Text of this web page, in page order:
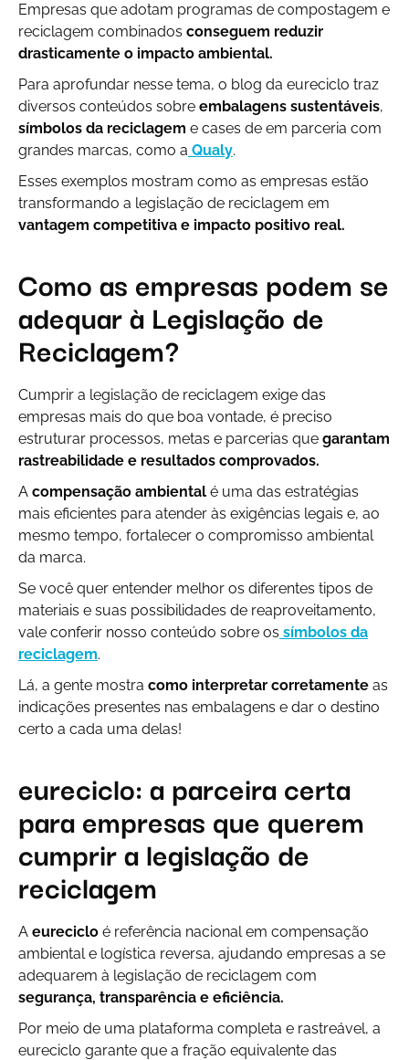
Empresas que adotam programas de compostagem e
reciclagem combinados conseguem reduzir
drasticamente o impacto ambiental.
Para aprofundar nesse tema, o blog da eureciclo traz
diversos conteúdos sobre embalagens sustentáveis,
símbolos da reciclagem e cases de em parceria com
grandes marcas, como a Qualy.
Esses exemplos mostram como as empresas estão
transformando a legislação de reciclagem em
vantagem competitiva e impacto positivo real.
Como as empresas podem se
adequar à Legislação de
Reciclagem?
Cumprir a legislação de reciclagem exige das
empresas mais do que boa vontade, é preciso
estruturar processos, metas e parcerias que garantam
rastreabilidade e resultados comprovados.
A compensação ambiental é uma das estratégias
mais eficientes para atender às exigências legais e, ao
mesmo tempo, fortalecer o compromisso ambiental
da marca.
Se você quer entender melhor os diferentes tipos de
materiais e suas possibilidades de reaproveitamento,
vale conferir nosso conteúdo sobre os símbolos da
reciclagem.
Lá, a gente mostra como interpretar corretamente as
indicações presentes nas embalagens e dar o destino
certo a cada uma delas!
eureciclo: a parceira certa
para empresas que querem
cumprir a legislação de
reciclagem
A eureciclo é referência nacional em compensação
ambiental e logística reversa, ajudando empresas a se
adequarem à legislação de reciclagem com
segurança, transparência e eficiência.
Por meio de uma plataforma completa e rastreável, a
eureciclo garante que a fração equivalente das